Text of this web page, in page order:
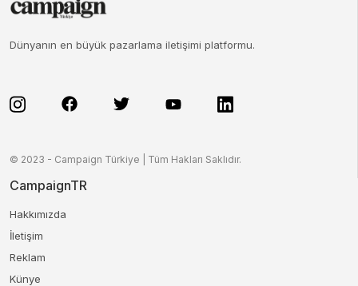
Dünyanın en büyük pazarlama iletişimi platformu.
© 2023 - Campaign Türkiye | Tüm Hakları Saklıdır.
CampaignTR
Hakkımızda
İletişim
Reklam
Künye